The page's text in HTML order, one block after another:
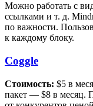
Можно работать с
ссылками и т. д.
по важности.
к каждому блоку.
Coggle
Стоимость: $5 в
пакет — $8 в месяц.